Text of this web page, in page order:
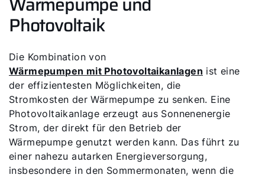
Photovoltaik
Die Kombination von
Wärmepumpen mit Photovoltaikanlagen ist eine
der effizientesten Möglichkeiten, die
Stromkosten der Wärmepumpe zu senken. Eine
Photovoltaikanlage erzeugt aus Sonnenenergie
Strom, der direkt für den Betrieb der
Wärmepumpe genutzt werden kann. Das führt zu
einer nahezu autarken Energieversorgung,
insbesondere in den Sommermonaten, wenn die